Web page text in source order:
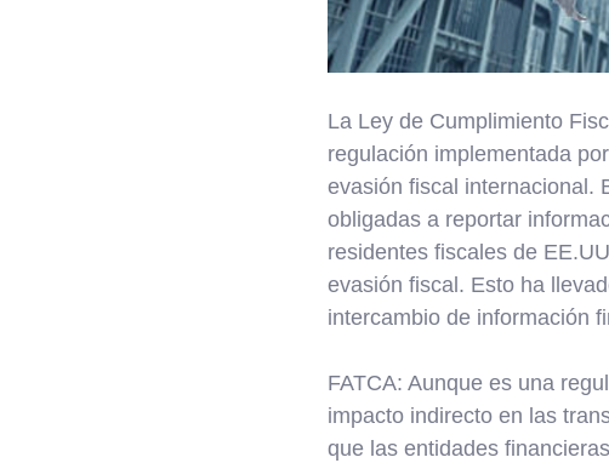
La Ley de Cumplimiento
regulación implementada
evasión fiscal internacional.
obligadas a reportar
residentes fiscales de
evasión fiscal. Esto ha
intercambio de información
FATCA: Aunque es una
impacto indirecto en las
que las entidades